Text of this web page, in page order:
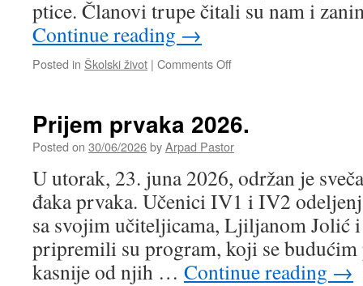
ptice. Članovi trupe čitali su nam i
Continue reading →
Posted in Školski život | Comments Offon
predstava
i
cirkuskih
veština
Prijem prvaka 2026.
Posted on 30/06/2026byArpad Pastor
U utorak, 23. juna 2026, održan je
đaka prvaka. Učenici IV1 i IV2
sa svojim učiteljicama, Ljiljanom Jolić
pripremili su program, koji se budućim
kasnije od njih … Continue reading →